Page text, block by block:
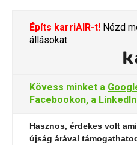
Építs karriAIR-t! Nézd
állásokat:
Kövess minket a
Facebookon, a
Hasznos, érdekes volt
újság árával